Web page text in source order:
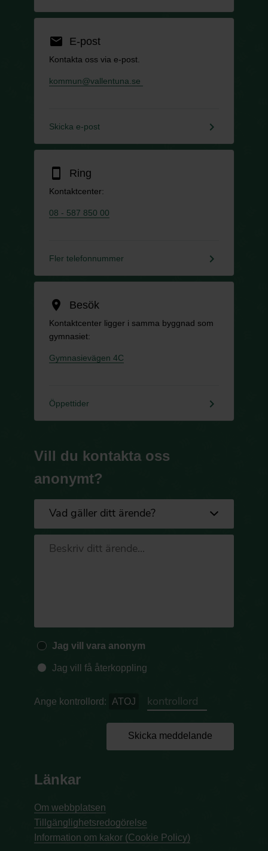
email E-post
Kontakta oss via e-post.
kommun@vallentuna.se
Skicka e-post keyboard_arrow_right
smartphone Ring
Kontaktcenter:
08 - 587 850 00
Fler telefonnummer keyboard_arrow_right
location_on Besök
Kontaktcenter ligger i samma byggnad som
gymnasiet:
Gymnasievägen 4C
Öppettider keyboard_arrow_right
Vill du kontakta oss
anonymt?
Jag vill vara anonym
Jag vill få återkoppling
Ange kontrollord: ATOJ
Skicka meddelande
Länkar
Om webbplatsen
Tillgänglighetsredogörelse
Information om kakor (Cookie Policy)